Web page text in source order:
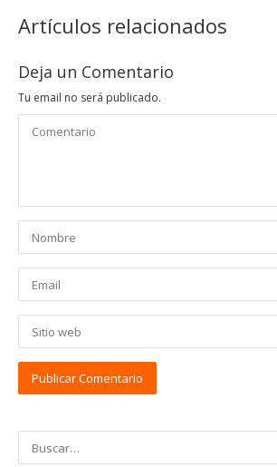
Artículos relacionados
Deja un Comentario
Tu email no será publicado.